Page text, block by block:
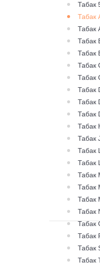
Табак
Табак
Табак
Табак
Табак
Табак
Табак
Табак
Табак
Табак
Табак
Табак
Табак
Табак
Табак
Табак
Табак
Табак
Табак
Табак
Табак
Табак